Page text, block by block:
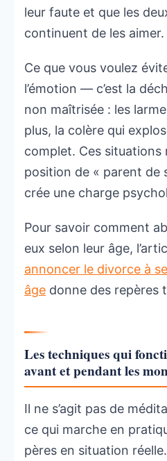
leur faute et que les
continuent de les aimer.
Ce que vous voulez
l’émotion — c’est la
non maîtrisée : les
plus, la colère qui
complet. Ces situations
position de « parent de
crée une charge
Pour savoir comment
eux selon leur âge,
annoncer le divorce à
âge donne des repères
Les techniques qui
avant et pendant les
Il ne s’agit pas de
ce qui marche en
pères en situation réelle.